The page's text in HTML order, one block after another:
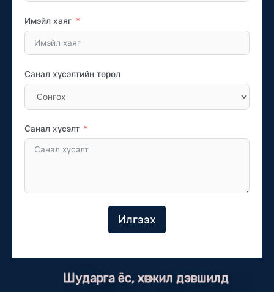
Имэйл хаяг
Санал хүсэлтийн төрөл
Санал хүсэлт
Илгээх
Шударга ёс, хөгжил дэвшилд